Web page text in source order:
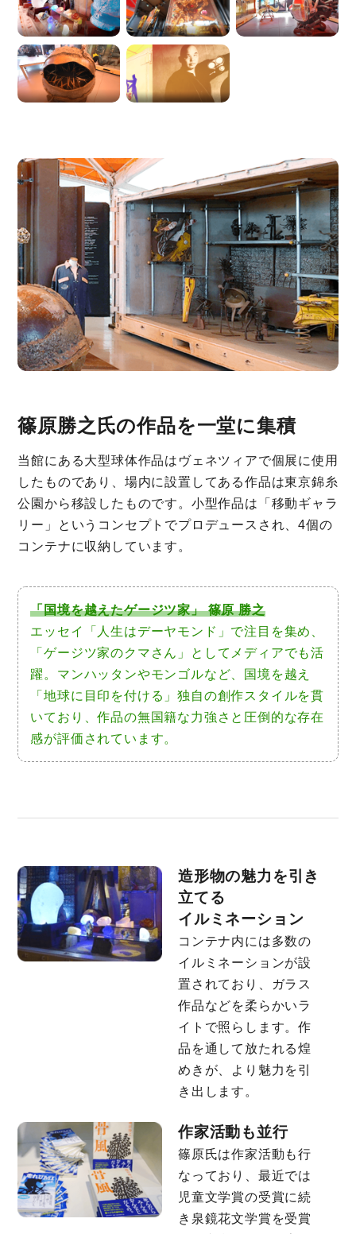
篠原勝之氏の作品を一堂に集積
当館にある大型球体作品はヴェネツィアで個展に使用
したものであり、場内に設置してある作品は東京錦糸
公園から移設したものです。小型作品は「移動ギャラ
リー」というコンセプトでプロデュースされ、4個の
コンテナに収納しています。
「国境を越えたゲージツ家」 篠原 勝之
エッセイ「人生はデーヤモンド」で注目を集め、
「ゲージツ家のクマさん」としてメディアでも活
躍。マンハッタンやモンゴルなど、国境を越え
「地球に目印を付ける」独自の創作スタイルを貫
いており、作品の無国籍な力強さと圧倒的な存在
感が評価されています。
造形物の魅力を引き
立てる
イルミネーション
コンテナ内には多数の
イルミネーションが設
置されており、ガラス
作品などを柔らかいラ
イトで照らします。作
品を通して放たれる煌
めきが、より魅力を引
き出します。
作家活動も並行
篠原氏は作家活動も行
なっており、最近では
児童文学賞の受賞に続
き泉鏡花文学賞を受賞